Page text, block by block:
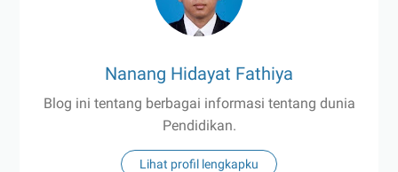
Nanang Hidayat Fathiya
Blog ini tentang berbagai informasi tentang dunia
Pendidikan.
Lihat profil lengkapku